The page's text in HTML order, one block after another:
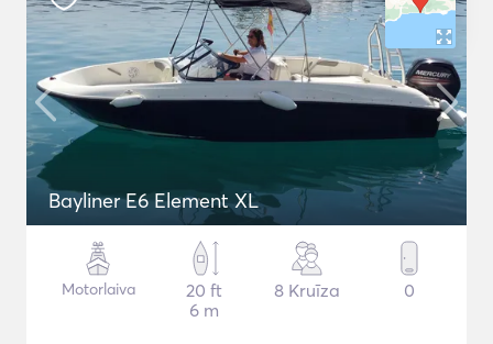
Bayliner E6 Element XL
Motorlaiva
20 ft
6 m
8 Kruīza 0